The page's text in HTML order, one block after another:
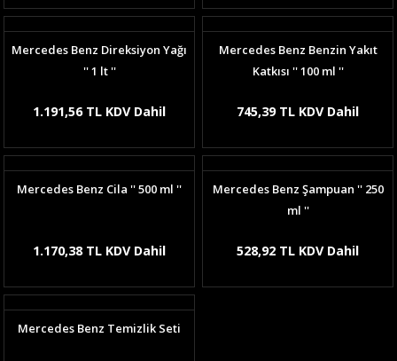
Mercedes Benz Direksiyon Yağı
'' 1 lt ''
1.191,56 TL KDV Dahil
Mercedes Benz Benzin Yakıt
Katkısı '' 100 ml ''
745,39 TL KDV Dahil
Mercedes Benz Cila '' 500 ml ''
1.170,38 TL KDV Dahil
Mercedes Benz Şampuan '' 250
ml ''
528,92 TL KDV Dahil
Mercedes Benz Temizlik Seti